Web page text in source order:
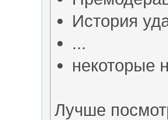
История
...
некоторые
Лучше